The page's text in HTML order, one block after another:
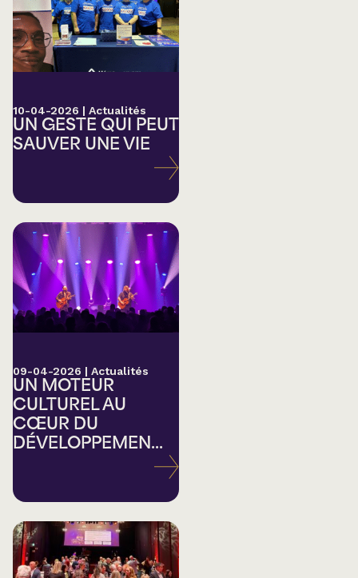
10-04-2026 | Actualités
UN GESTE QUI PEUT
SAUVER UNE VIE
09-04-2026 | Actualités
UN MOTEUR
CULTUREL AU
CŒUR DU
DÉVELOPPEMEN...